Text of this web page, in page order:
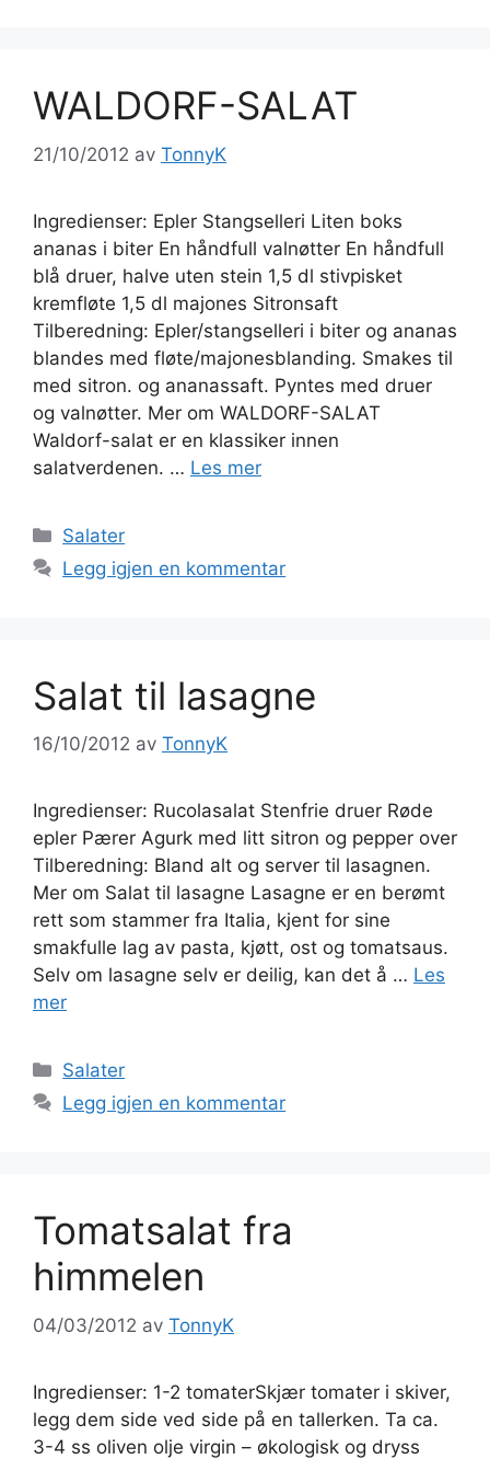
WALDORF-SALAT
21/10/2012 av TonnyK
Ingredienser: Epler Stangselleri Liten boks
ananas i biter En håndfull valnøtter En håndfull
blå druer, halve uten stein 1,5 dl stivpisket
kremfløte 1,5 dl majones Sitronsaft
Tilberedning: Epler/stangselleri i biter og ananas
blandes med fløte/majonesblanding. Smakes til
med sitron. og ananassaft. Pyntes med druer
og valnøtter. Mer om WALDORF-SALAT
Waldorf-salat er en klassiker innen
salatverdenen. … Les mer
Kategorier
Salater
Legg igjen en kommentar
Salat til lasagne
16/10/2012 av TonnyK
Ingredienser: Rucolasalat Stenfrie druer Røde
epler Pærer Agurk med litt sitron og pepper over
Tilberedning: Bland alt og server til lasagnen.
Mer om Salat til lasagne Lasagne er en berømt
rett som stammer fra Italia, kjent for sine
smakfulle lag av pasta, kjøtt, ost og tomatsaus.
Selv om lasagne selv er deilig, kan det å … Les
mer
Kategorier
Salater
Legg igjen en kommentar
Tomatsalat fra
himmelen
04/03/2012 av TonnyK
Ingredienser: 1-2 tomaterSkjær tomater i skiver,
legg dem side ved side på en tallerken. Ta ca.
3-4 ss oliven olje virgin – økologisk og dryss